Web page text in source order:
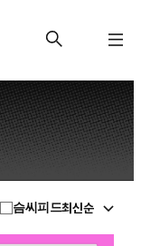
슴씨피드최신순